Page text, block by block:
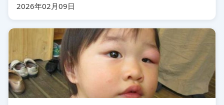
2026年02月09日